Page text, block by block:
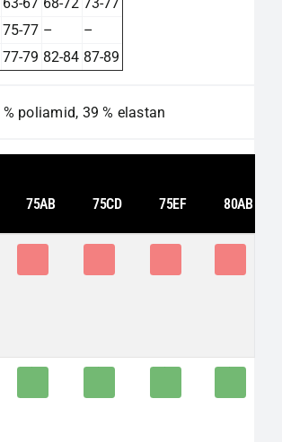
75-77 –
–
77-79 82-84 87-89
poliamid, 39 % elastan
75AB 75CD 75EF 80AB